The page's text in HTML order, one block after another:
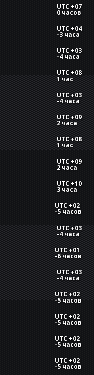
UTC +07
0 часов
UTC +04
-3 часа
UTC +03
-4 часа
UTC +08
1 час
UTC +03
-4 часа
UTC +09
2 часа
UTC +08
1 час
UTC +09
2 часа
UTC +10
3 часа
UTC +02
-5 часов
UTC +03
-4 часа
UTC +01
-6 часов
UTC +03
-4 часа
UTC +02
-5 часов
UTC +02
-5 часов
UTC +02
-5 часов
UTC +02
-5 часов